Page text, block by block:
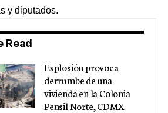
y diputados.
Read
Explosión provoca
derrumbe de una
vivienda en la Colonia
Pensil Norte, CDMX